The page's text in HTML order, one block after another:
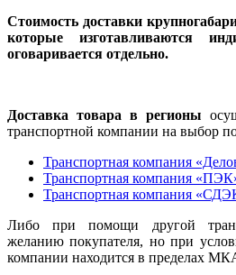
Стоимость доставки
которые изготавливаются
оговаривается отдельно.
Доставка товара в регионы
транспортной компании на выбор
Транспортная компания
Транспортная компания
Транспортная компания
Либо при помощи другой
желанию покупателя, но при
компании находится в пределах